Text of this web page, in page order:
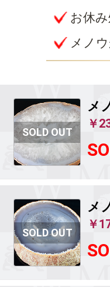
お休み
メノ
メ
￥
メ
￥